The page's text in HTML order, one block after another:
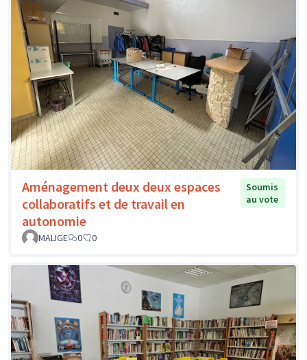
Aménagement deux deux espaces
collaboratifs et de travail en
autonomie
Soumis
au vote
MALIGE 0 0